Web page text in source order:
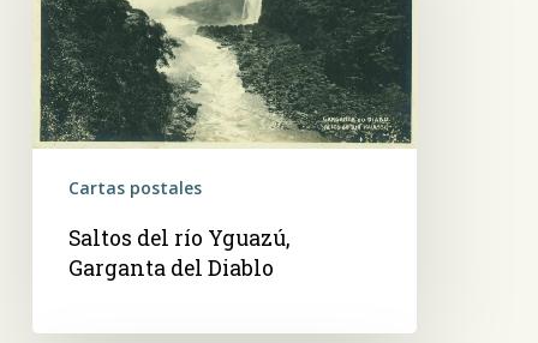
Garganta
del
Diablo
Cartas postales
Saltos del río Yguazú,
Garganta del Diablo